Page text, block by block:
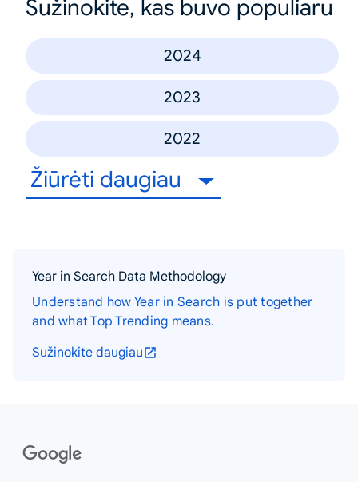
Sužinokite, kas buvo populiaru
2024
2023
2022
Žiūrėti daugiau
Year in Search Data Methodology
Understand how Year in Search is put together
and what Top Trending means.
Sužinokite daugiau